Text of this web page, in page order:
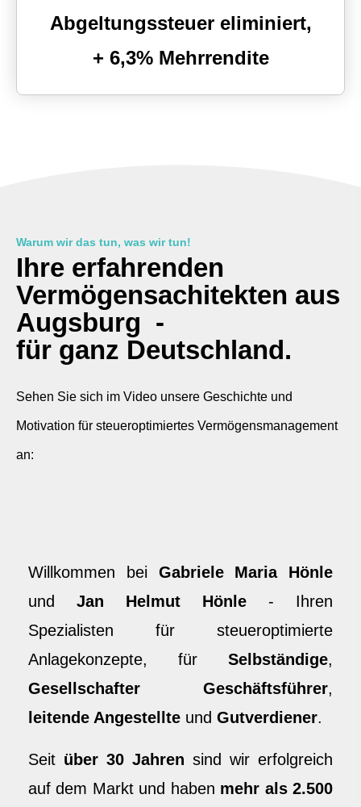
Abgeltungssteuer eliminiert,
+ 6,3% Mehrrendite
Warum wir das tun, was wir tun!
Ihre erfahrenden
Vermögensachitekten aus
Augsburg -
für ganz Deutschland.
Sehen Sie sich im Video unsere Geschichte und
Motivation für steueroptimiertes Vermögensmanagement
an:
Willkommen bei Gabriele Maria Hönle
und Jan Helmut Hönle - Ihren
Spezialisten für steueroptimierte
Anlagekonzepte, für Selbständige,
Gesellschafter Geschäftsführer,
leitende Angestellte und Gutverdiener.
Seit über 30 Jahren sind wir erfolgreich
auf dem Markt und haben mehr als 2.500